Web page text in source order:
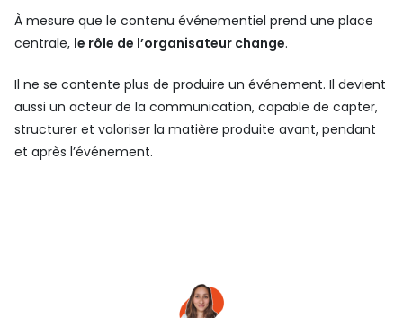
À mesure que le contenu événementiel prend une place
centrale, le rôle de l’organisateur change.
Il ne se contente plus de produire un événement. Il devient
aussi un acteur de la communication, capable de capter,
structurer et valoriser la matière produite avant, pendant
et après l’événement.